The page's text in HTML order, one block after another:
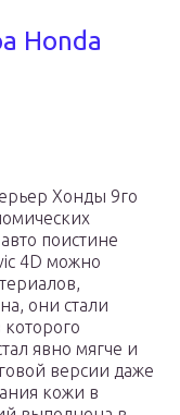
Honda
Хонды 9го
поистине
4D можно
они стали
явно мягче и
версии даже
кожи в